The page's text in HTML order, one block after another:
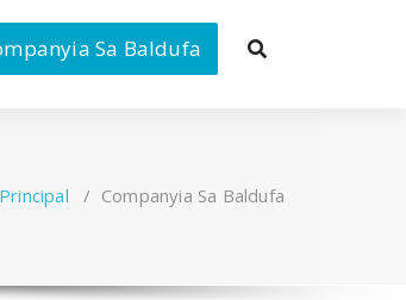
Sa Baldufa
/ Companyia Sa Baldufa